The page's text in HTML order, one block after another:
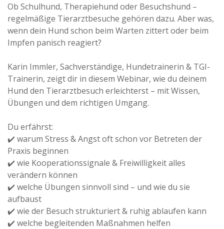
Ob Schulhund, Therapiehund oder Besuchshund –
regelmäßige Tierarztbesuche gehören dazu. Aber was,
wenn dein Hund schon beim Warten zittert oder beim
Impfen panisch reagiert?
Karin Immler, Sachverständige, Hundetrainerin & TGI-
Trainerin, zeigt dir in diesem Webinar, wie du deinem
Hund den Tierarztbesuch erleichterst – mit Wissen,
Übungen und dem richtigen Umgang.
Du erfährst:
✔️ warum Stress & Angst oft schon vor Betreten der
Praxis beginnen
✔️ wie Kooperationssignale & Freiwilligkeit alles
verändern können
✔️ welche Übungen sinnvoll sind – und wie du sie
aufbaust
✔️ wie der Besuch strukturiert & ruhig ablaufen kann
✔️ welche begleitenden Maßnahmen helfen